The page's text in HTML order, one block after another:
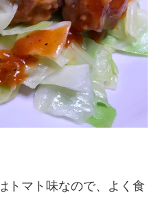
トマト味なので、よく食